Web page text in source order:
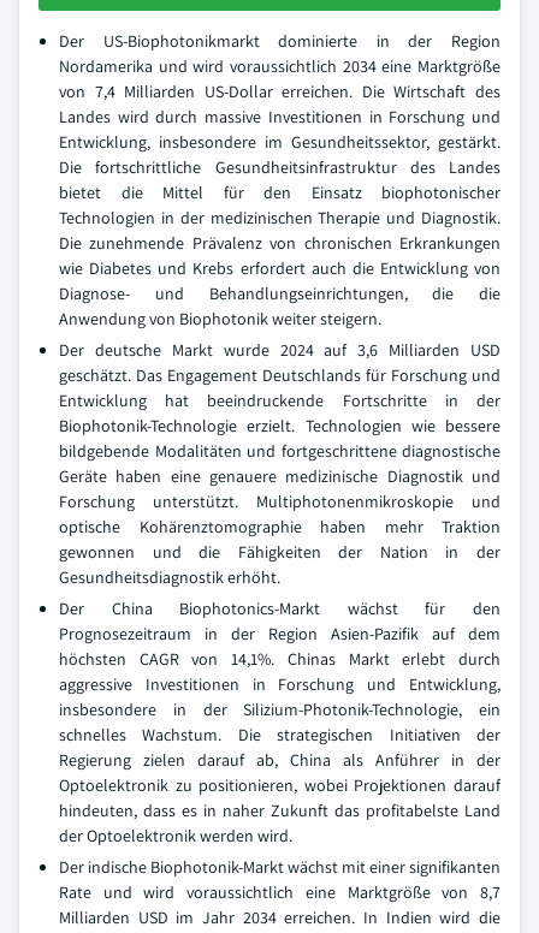
Der US-Biophotonikmarkt dominierte in der Region
Nordamerika und wird voraussichtlich 2034 eine Marktgröße
von 7,4 Milliarden US-Dollar erreichen. Die Wirtschaft des
Landes wird durch massive Investitionen in Forschung und
Entwicklung, insbesondere im Gesundheitssektor, gestärkt.
Die fortschrittliche Gesundheitsinfrastruktur des Landes
bietet die Mittel für den Einsatz biophotonischer
Technologien in der medizinischen Therapie und Diagnostik.
Die zunehmende Prävalenz von chronischen Erkrankungen
wie Diabetes und Krebs erfordert auch die Entwicklung von
Diagnose- und Behandlungseinrichtungen, die die
Anwendung von Biophotonik weiter steigern.
Der deutsche Markt wurde 2024 auf 3,6 Milliarden USD
geschätzt. Das Engagement Deutschlands für Forschung und
Entwicklung hat beeindruckende Fortschritte in der
Biophotonik-Technologie erzielt. Technologien wie bessere
bildgebende Modalitäten und fortgeschrittene diagnostische
Geräte haben eine genauere medizinische Diagnostik und
Forschung unterstützt. Multiphotonenmikroskopie und
optische Kohärenztomographie haben mehr Traktion
gewonnen und die Fähigkeiten der Nation in der
Gesundheitsdiagnostik erhöht.
Der China Biophotonics-Markt wächst für den
Prognosezeitraum in der Region Asien-Pazifik auf dem
höchsten CAGR von 14,1%. Chinas Markt erlebt durch
aggressive Investitionen in Forschung und Entwicklung,
insbesondere in der Silizium-Photonik-Technologie, ein
schnelles Wachstum. Die strategischen Initiativen der
Regierung zielen darauf ab, China als Anführer in der
Optoelektronik zu positionieren, wobei Projektionen darauf
hindeuten, dass es in naher Zukunft das profitabelste Land
der Optoelektronik werden wird.
Der indische Biophotonik-Markt wächst mit einer signifikanten
Rate und wird voraussichtlich eine Marktgröße von 8,7
Milliarden USD im Jahr 2034 erreichen. In Indien wird die